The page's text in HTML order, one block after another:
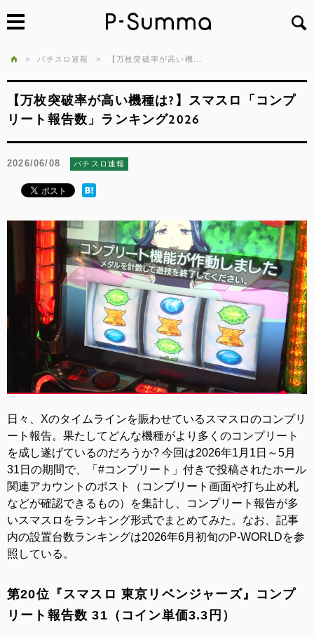
> パチスロ速報 > 【万枚突破率が高い機...
【万枚突破率が高い機種は?】スマスロ「コンプ
リート報告数」ランキング2026
2026/06/08 パチスロ速報
日々、Xのタイムラインを賑わせているスマスロのコンプリ
ート報告。果たしてどんな機種がより多くのコンプリート
を成し遂げているのだろうか? 今回は2026年1月1日～5月
31日の期間で、「#コンプリート」付きで投稿されたホール
関連アカウントのポスト（コンプリート画面や打ち止め札
などが確認できるもの）を集計し、コンプリート報告が多
いスマスロをランキング形式でまとめてみた。なお、記事
内の設置台数ランキングは2026年6月初旬のP-WORLDを参
照している。
第20位『スマスロ 東京リベンジャーズ』コンプ
リート報告数 31（コイン単価3.3円）